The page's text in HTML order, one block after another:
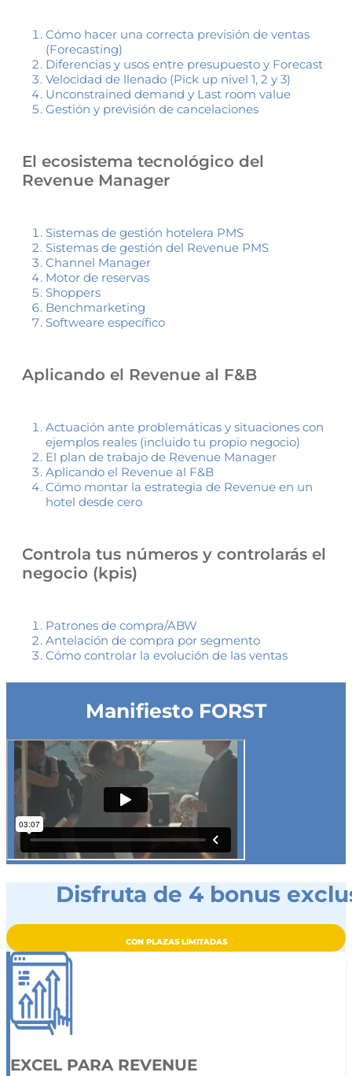
Cómo hacer una correcta previsión de ventas
(Forecasting)
Diferencias y usos entre presupuesto y Forecast
Velocidad de llenado (Pick up nivel 1, 2 y 3)
Unconstrained demand y Last room value
Gestión y previsión de cancelaciones
El ecosistema tecnológico del
Revenue Manager
Sistemas de gestión hotelera PMS
Sistemas de gestión del Revenue PMS
Channel Manager
Motor de reservas
Shoppers
Benchmarketing
Softweare específico
Aplicando el Revenue al F&B
Actuación ante problemáticas y situaciones con
ejemplos reales (incluido tu propio negocio)
El plan de trabajo de Revenue Manager
Aplicando el Revenue al F&B
Cómo montar la estrategia de Revenue en un
hotel desde cero
Controla tus números y controlarás el
negocio (kpis)
Patrones de compra/ABW
Antelación de compra por segmento
Cómo controlar la evolución de las ventas
Manifiesto FORST
Disfruta de 4 bonus
CON PLAZAS LIMITADAS
EXCEL PARA REVENUE